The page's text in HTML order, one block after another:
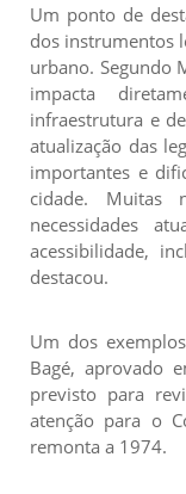
Um ponto de
dos instrumentos
urbano. Segundo
impacta
infraestrutura e
atualização das
importantes e
cidade. Muitas
necessidades
acessibilidade,
destacou.
Um dos
Bagé, aprovado
previsto para
atenção para o
remonta a 1974.